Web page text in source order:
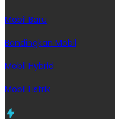
Mobil Baru
Bandingkan Mobil
Mobil Hybrid
Mobil Listrik